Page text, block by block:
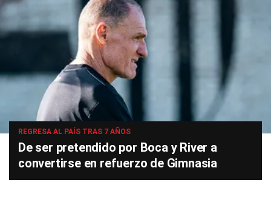
REGRESA AL PAÍS TRAS 7 AÑOS
De ser pretendido por Boca y River a
convertirse en refuerzo de Gimnasia